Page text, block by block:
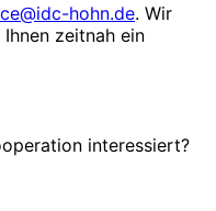
hohn.de. Wir
zeitnah ein
interessiert?